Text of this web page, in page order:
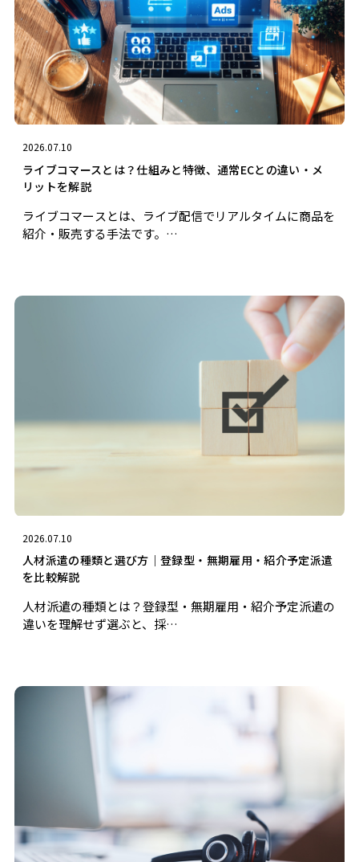
2026.07.10
ライブコマースとは？仕組みと特徴、通常ECとの違い・メ
リットを解説
ライブコマースとは、ライブ配信でリアルタイムに商品を
紹介・販売する手法です。…
2026.07.10
人材派遣の種類と選び方｜登録型・無期雇用・紹介予定派遣
を比較解説
人材派遣の種類とは？登録型・無期雇用・紹介予定派遣の
違いを理解せず選ぶと、採…